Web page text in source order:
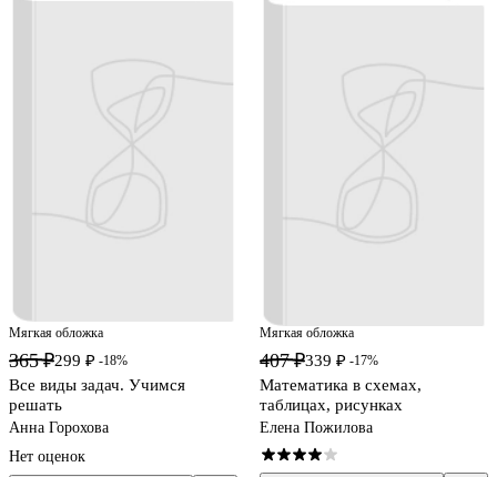
Мягкая обложка
365 ₽299 ₽ -18%
Все виды задач. Учимся
решать
Анна Горохова
Нет оценок
Мягкая обложка
407 ₽339 ₽ -17%
Математика в схемах,
таблицах, рисунках
Елена Пожилова